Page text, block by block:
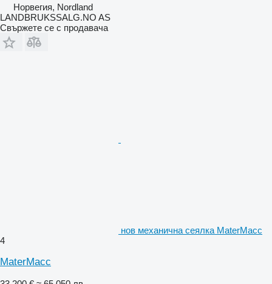
Норвегия, Nordland
LANDBRUKSSALG.NO AS
Свържете се с продавача
нов механична сеялка MaterMacc
4
MaterMacc